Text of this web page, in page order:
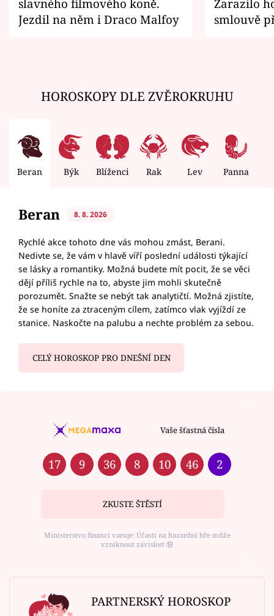
slavného filmového koně.
Jezdil na něm i Draco Malfoy
Zarazilo
smlouvě
HOROSKOPY DLE ZVĚROKRUHU
Beran Býk Blíženci Rak Lev Panna
Beran 8. 8. 2026
Rychlé akce tohoto dne vás mohou zmást, Berani.
Nedivte se, že vám v hlavě víří poslední události týkající
se lásky a romantiky. Možná budete mít pocit, že se věci
dějí příliš rychle na to, abyste jim mohli skutečně
porozumět. Snažte se nebýt tak analytičtí. Možná zjistíte,
že se honíte za ztraceným cílem, zatímco vlak vyjíždí ze
stanice. Naskočte na palubu a nechte problém za sebou.
CELÝ HOROSKOP PRO DNEŠNÍ DEN
Vaše šťastná čísla
17 9 36 8 10 46 2
ZKUSTE ŠTĚSTÍ
Ministerstvo financí varuje: Účastí na hazardní hře může
vzniknout závislost ⑱
PARTNERSKÝ HOROSKOP